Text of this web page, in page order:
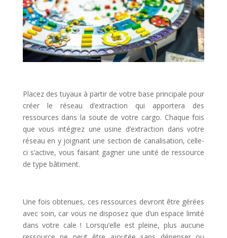
Placez des tuyaux à partir de votre base principale pour
créer le réseau d’extraction qui apportera des
ressources dans la soute de votre cargo. Chaque fois
que vous intégrez une usine d’extraction dans votre
réseau en y joignant une section de canalisation, celle-
ci s’active, vous faisant gagner une unité de ressource
de type bâtiment.
Une fois obtenues, ces ressources devront être gérées
avec soin, car vous ne disposez que d’un espace limité
dans votre cale ! Lorsqu’elle est pleine, plus aucune